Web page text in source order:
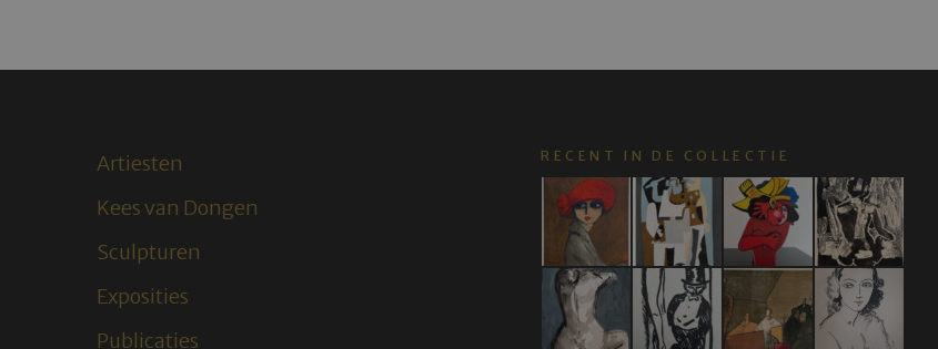
Artiesten
Kees van Dongen
Sculpturen
Exposities
Publicaties
RECENT IN DE COLLECTIE